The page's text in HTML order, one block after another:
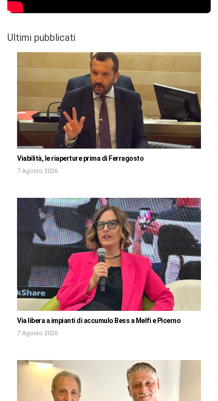
Ultimi pubblicati
Viabilità, le riaperture prima di Ferragosto
7 Agosto 2026
Via libera a impianti di accumulo Bess a Melfi e Picerno
7 Agosto 2026